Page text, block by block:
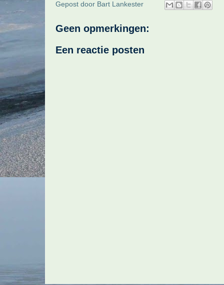
Gepost door Bart Lankester
Geen opmerkingen:
Een reactie posten